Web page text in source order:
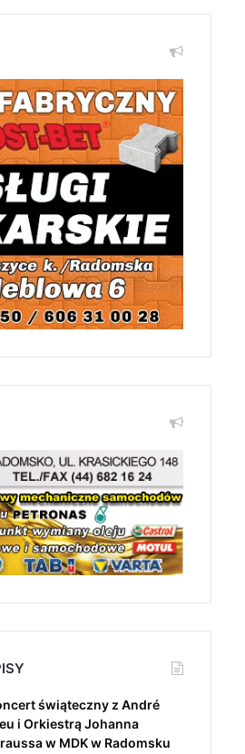
świąteczny z André
i Orkiestrą Johanna
w MDK w Radomsku